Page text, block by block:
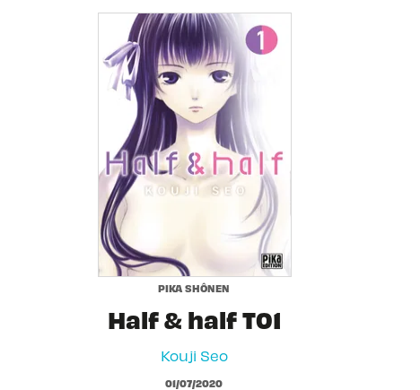
PIKA SHÔNEN
Half & half T01
Kouji Seo
01/07/2020